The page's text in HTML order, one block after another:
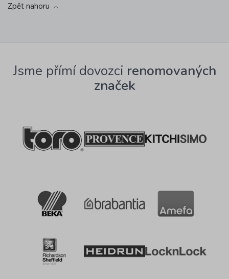
Zpět nahoru
Jsme přímí dovozci renomovaných
značek